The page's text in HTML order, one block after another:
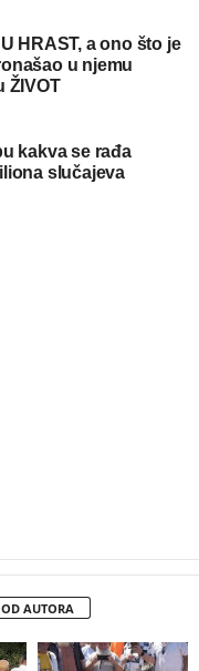
HRAST, a ono što je
u njemu
ŽIVOT
kakva se rađa
slučajeva
AUTORA